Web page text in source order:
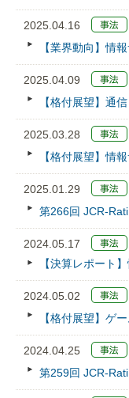
2025.04.16
【業界動向】情
2025.04.09
【格付展望】通信
2025.03.28
【格付展望】情
2025.01.29
第266回
2024.05.17
【決算レポート
2024.05.02
【格付展望】ゲ
2024.04.25
第259回